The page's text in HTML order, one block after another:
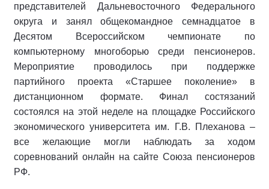
представителей Дальневосточного Федерального
округа и занял общекомандное семнадцатое в
Десятом Всероссийском чемпионате по
компьютерному многоборью среди пенсионеров.
Мероприятие проводилось при поддержке
партийного проекта «Старшее поколение» в
дистанционном формате. Финал состязаний
состоялся на этой неделе на площадке Российского
экономического университета им. Г.В. Плеханова –
все желающие могли наблюдать за ходом
соревнований онлайн на сайте Союза пенсионеров
РФ.